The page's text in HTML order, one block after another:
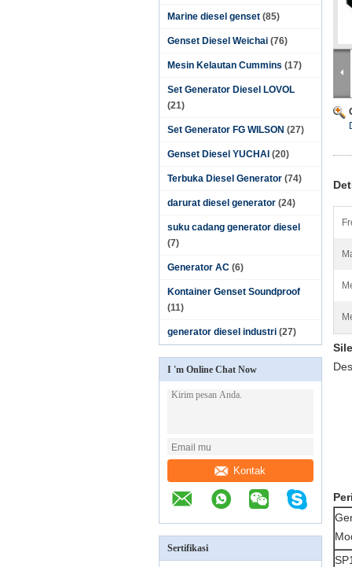
Marine diesel genset (85)
Genset Diesel Weichai (76)
Mesin Kelautan Cummins (17)
Set Generator Diesel LOVOL
(21)
Set Generator FG WILSON (27)
Genset Diesel YUCHAI (20)
Terbuka Diesel Generator (74)
darurat diesel generator (24)
suku cadang generator diesel
(7)
Generator AC (6)
Kontainer Genset Soundproof
(11)
generator diesel industri (27)
I 'm Online Chat Now
Kontak
Sertifikasi